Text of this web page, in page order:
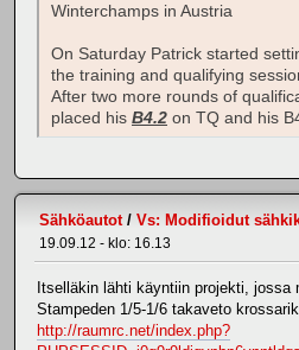
Winterchamps in Austria
On Saturday Patrick started
the training and qualifying
After two more rounds of
placed his B4.2 on TQ and his
Sähköautot/ Vs: Modifioidut
19.09.12 - klo: 16.13
Itselläkin lähti käyntiin projekti, jossa
Stampeden 1/5-1/6 takaveto
http://raumrc.net/index.php?